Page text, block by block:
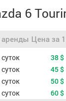
6
/ Цена за
Цена за
в зависимости от
38$
45$
50$
60$